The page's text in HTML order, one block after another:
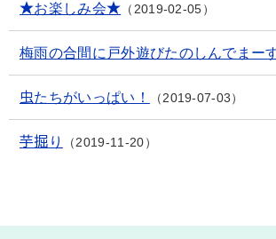
★お楽しみ会★ 2019-02-05
梅雨の合間に戸外遊びたのしんでまー
虫たちがいっぱい！ 2019-07-03
芋掘り 2019-11-20